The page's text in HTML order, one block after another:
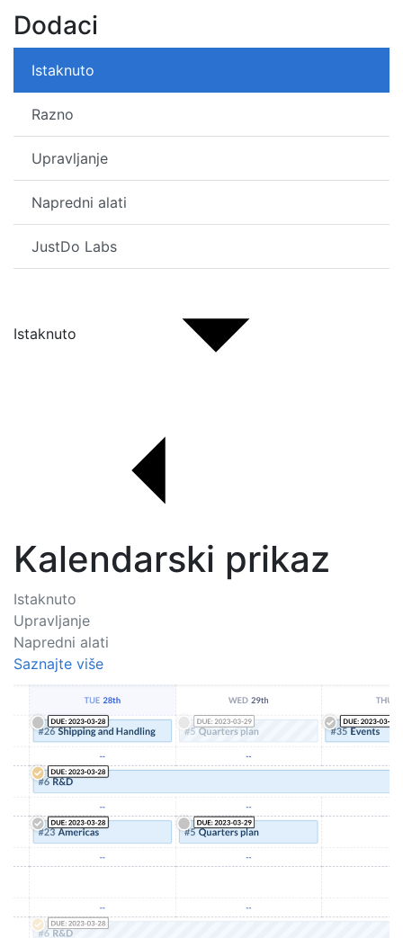
Dodaci
Istaknuto
Razno
Upravljanje
Napredni alati
JustDo Labs
Istaknuto
Kalendarski prikaz
Istaknuto
Upravljanje
Napredni alati
Saznajte više